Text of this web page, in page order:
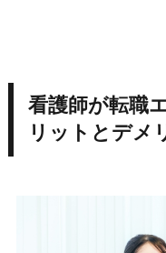
看護師が転職
リットとデメ